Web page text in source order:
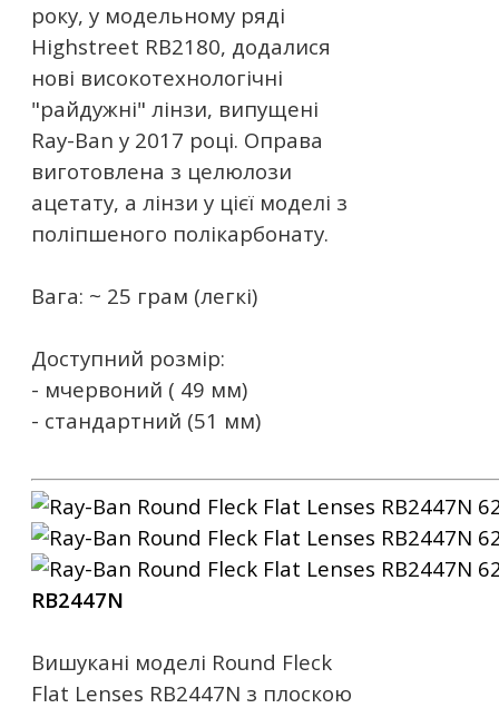
року, у модельному ряді
Highstreet RB2180, додалися
нові високотехнологічні
"райдужні" лінзи, випущені
Ray-Ban у 2017 році. Оправа
виготовлена ​​з целюлози
ацетату, а лінзи у цієї моделі з
поліпшеного полікарбонату.
Вага: ~ 25 грам (легкі)
Доступний розмір:
- мчервоний ( 49 мм)
- стандартний (51 мм)
RB2447N
Вишукані моделі Round Fleck
Flat Lenses RB2447N з плоскою